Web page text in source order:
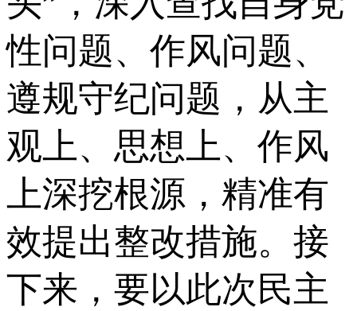
性问题、作风问题、
遵规守纪问题，从主
观上、思想上、作风
上深挖根源，精准有
效提出整改措施。接
下来，要以此次民主